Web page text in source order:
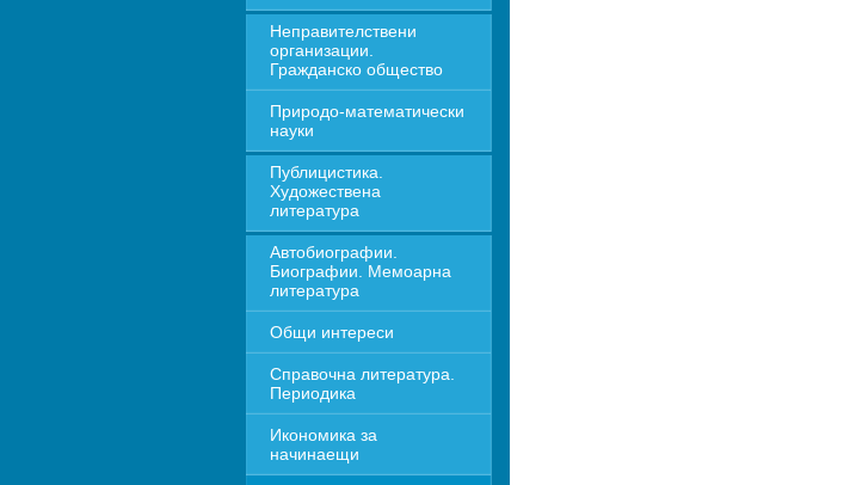
Неправителствени
организации.
Гражданско общество
Природо-математически
науки
Публицистика.
Художествена
литература
Автобиографии.
Биографии. Мемоарна
литература
Общи интереси
Справочна литература.
Периодика
Икономика за
начинаещи